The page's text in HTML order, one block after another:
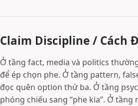
Claim Discipline / Cách
Ở tầng fact, media và politics
để ép chọn phe. Ở tầng pattern,
đọc quên option thứ ba. Ở tầng
phóng chiếu sang “phe kia”. Ở tầng